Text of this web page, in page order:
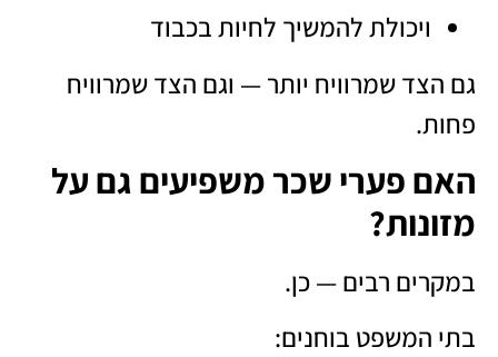
ויכולת להמשיך לחיות בכבוד
גם הצד שמרוויח יותר — וגם הצד שמרוויח
פחות.
האם פערי שכר משפיעים גם על
מזונות?
במקרים רבים — כן.
בתי המשפט בוחנים: